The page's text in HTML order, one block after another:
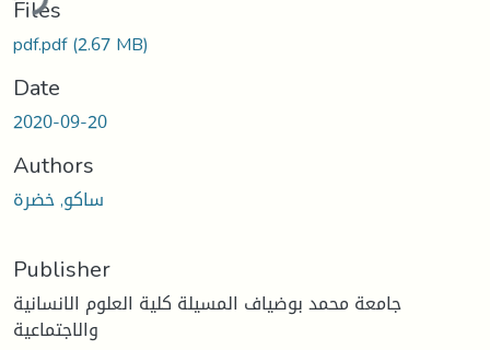
Files
pdf.pdf(2.67 MB)
Date
2020-09-20
Authors
ساكو, خضرة
Publisher
جامعة محمد بوضياف المسيلة كلية العلوم الانسانية
والاجتماعية